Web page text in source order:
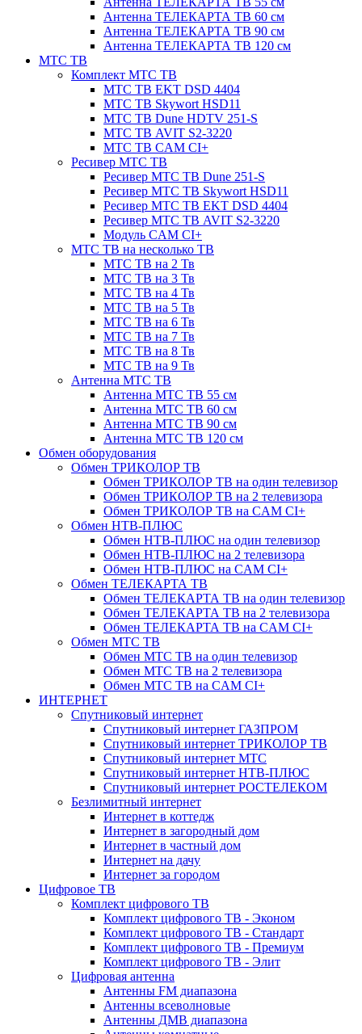
Антенна ТЕЛЕКАРТА ТВ 60 см
Антенна ТЕЛЕКАРТА ТВ 90 см
Антенна ТЕЛЕКАРТА ТВ 120 см
МТС ТВ
Комплект МТС ТВ
МТС ТВ EKT DSD 4404
МТС ТВ Skywort HSD11
МТС ТВ Dune HDTV 251-S
МТС ТВ AVIT S2-3220
МТС ТВ CAM CI+
Ресивер МТС ТВ
Ресивер МТС ТВ Dune 251-S
Ресивер МТС ТВ Skywort HSD11
Ресивер МТС ТВ EKT DSD 4404
Ресивер МТС ТВ AVIT S2-3220
Модуль CAM CI+
МТС ТВ на несколько ТВ
МТС ТВ на 2 Тв
МТС ТВ на 3 Тв
МТС ТВ на 4 Тв
МТС ТВ на 5 Тв
МТС ТВ на 6 Тв
МТС ТВ на 7 Тв
МТС ТВ на 8 Тв
МТС ТВ на 9 Тв
Антенна МТС ТВ
Антенна МТС ТВ 55 см
Антенна МТС ТВ 60 см
Антенна МТС ТВ 90 см
Антенна МТС ТВ 120 см
Обмен оборудования
Обмен ТРИКОЛОР ТВ
Обмен ТРИКОЛОР ТВ на один телевизор
Обмен ТРИКОЛОР ТВ на 2 телевизора
Обмен ТРИКОЛОР ТВ на CAM CI+
Обмен НТВ-ПЛЮС
Обмен НТВ-ПЛЮС на один телевизор
Обмен НТВ-ПЛЮС на 2 телевизора
Обмен НТВ-ПЛЮС на CAM CI+
Обмен ТЕЛЕКАРТА ТВ
Обмен ТЕЛЕКАРТА ТВ на один телевизор
Обмен ТЕЛЕКАРТА ТВ на 2 телевизора
Обмен ТЕЛЕКАРТА ТВ на CAM CI+
Обмен МТС ТВ
Обмен МТС ТВ на один телевизор
Обмен МТС ТВ на 2 телевизора
Обмен МТС ТВ на CAM CI+
ИНТЕРНЕТ
Спутниковый интернет
Спутниковый интернет ГАЗПРОМ
Спутниковый интернет ТРИКОЛОР ТВ
Спутниковый интернет МТС
Спутниковый интернет НТВ-ПЛЮС
Спутниковый интернет РОСТЕЛЕКОМ
Безлимитный интернет
Интернет в коттедж
Интернет в загородный дом
Интернет в частный дом
Интернет на дачу
Интернет за городом
Цифровое ТВ
Комплект цифрового ТВ
Комплект цифрового ТВ - Эконом
Комплект цифрового ТВ - Стандарт
Комплект цифрового ТВ - Премиум
Комплект цифрового ТВ - Элит
Цифровая антенна
Антенны FM диапазона
Антенны всеволновые
Антенны ДМВ диапазона